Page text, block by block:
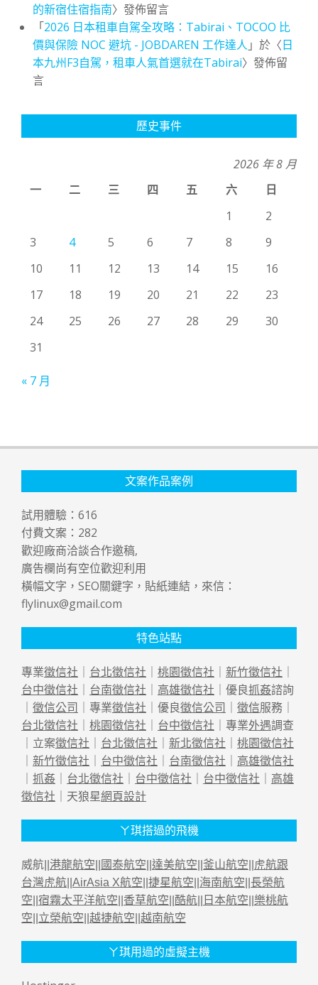
的新宿住宿指南〉發佈留言
「2026 日本租車自駕全攻略：Tabirai、TOCOO 比
價與保險 NOC 避坑 - JOBDAREN 工作達人 」於〈日
本九州F3自駕，租車人氣首選就在Tabirai〉發佈留
言
歷史事件
2026 年 8 月
一
二 三 四 五 六
日
1
2
3
4 5 6 7 8
9
10
11 12 13 14 15
16
17
18 19 20 21 22
23
24
25 26 27 28 29
30
31
« 7 月
文案作品案例
試用體驗： 616
付費文案： 282
歡迎廠商洽談合作邀稿,
廣告欄尚有空位歡迎利用
橫幅文字，SEO關鍵字，貼紙連結，來信：
flylinux@gmail.com
特色站點
專業徵信社 ｜ 台北徵信社 ｜ 桃園徵信社 ｜ 新竹徵信社 ｜
台中徵信社 ｜ 台南徵信社 ｜ 高雄徵信社 ｜優良抓姦諮詢
｜ 徵信公司 ｜專業徵信社 ｜優良徵信公司 ｜ 徵信服務｜
台北徵信社 ｜ 桃園徵信社 ｜ 台中徵信社 ｜專業外遇調查
｜立案徵信社 ｜ 台北徵信社 ｜ 新北徵信社 ｜ 桃園徵信社
｜ 新竹徵信社 ｜ 台中徵信社 ｜ 台南徵信社 ｜ 高雄徵信社
｜ 抓姦 ｜ 台北徵信社 ｜ 台中徵信社 ｜ 台中徵信社 ｜ 高雄
徵信社 ｜天狼星網頁設計
ㄚ琪搭過的飛機
威航|| 港龍航空 國泰航空 達美航空 釜山航空
虎航跟
台灣虎航 AirAsia X航空 捷星航空 海南航空 長榮航
空 宿霧太平洋航空 香草航空 酷航 日本航空 樂桃航
空 立榮航空 越捷航空 越南航空
ㄚ琪用過的虛擬主機